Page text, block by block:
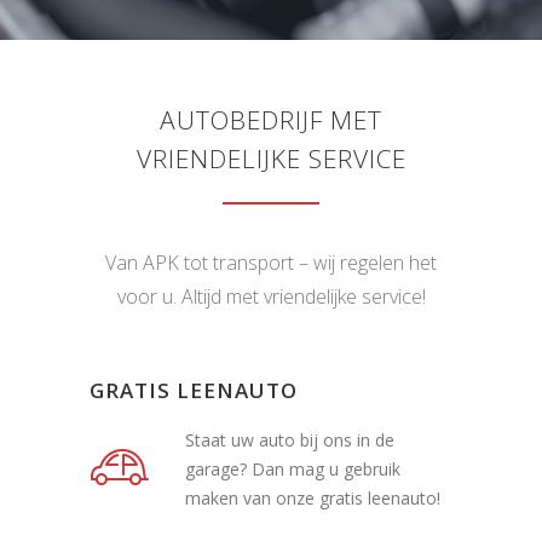
AUTOBEDRIJF MET
VRIENDELIJKE SERVICE
Van APK tot transport – wij regelen het
voor u. Altijd met vriendelijke service!
GRATIS LEENAUTO
Staat uw auto bij ons in de
garage? Dan mag u gebruik
maken van onze gratis leenauto!